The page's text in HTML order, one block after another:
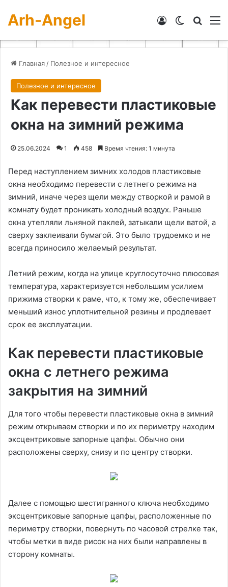
Arh-Angel Switch skin
Войти
Главная / Полезное и интересное
Полезное и интересное
Как перевести пластиковые
окна на зимний режима
25.06.2024 1 458 Время чтения: 1 минута
Перед наступлением зимних холодов пластиковые
окна необходимо перевести с летнего режима на
зимний, иначе через щели между створкой и рамой в
комнату будет проникать холодный воздух. Раньше
окна утепляли льняной паклей, затыкали щели ватой, а
сверху заклеивали бумагой. Это было трудоемко и не
всегда приносило желаемый результат.
Летний режим, когда на улице круглосуточно плюсовая
температура, характеризуется небольшим усилием
прижима створки к раме, что, к тому же, обеспечивает
меньший износ уплотнительной резины и продлевает
срок ее эксплуатации.
Как перевести пластиковые
окна с летнего режима
закрытия на зимний
Для того чтобы перевести пластиковые окна в зимний
режим открываем створки и по их периметру находим
эксцентриковые запорные цапфы. Обычно они
расположены сверху, снизу и по центру створки.
Далее с помощью шестигранного ключа необходимо
эксцентриковые запорные цапфы, расположенные по
периметру створки, повернуть по часовой стрелке так,
чтобы метки в виде рисок на них были направлены в
сторону комнаты.